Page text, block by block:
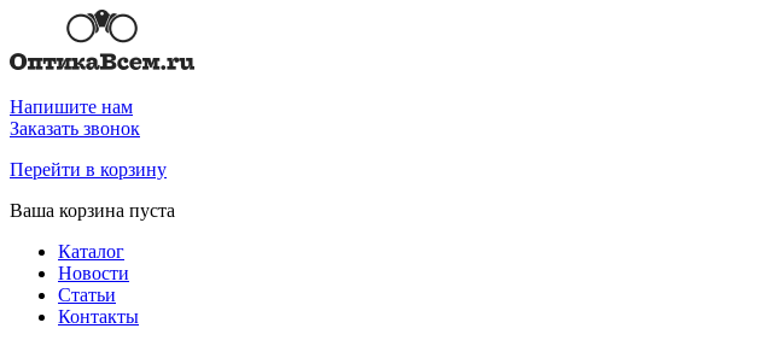
Напишите нам
Заказать звонок
Перейти в корзину
Ваша корзина пуста
Каталог
Новости
Статьи
Контакты